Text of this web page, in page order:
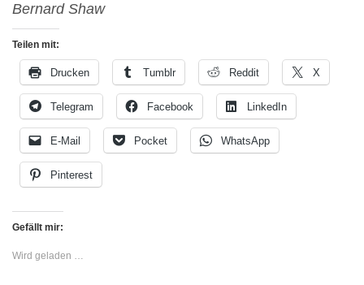
Bernard Shaw
Teilen mit:
Drucken Tumblr Reddit X
Telegram Facebook LinkedIn
E-Mail Pocket WhatsApp
Pinterest
Gefällt mir:
Wird geladen …